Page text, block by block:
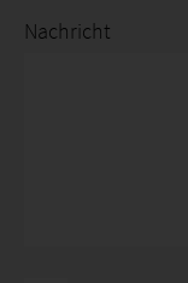
Nachricht